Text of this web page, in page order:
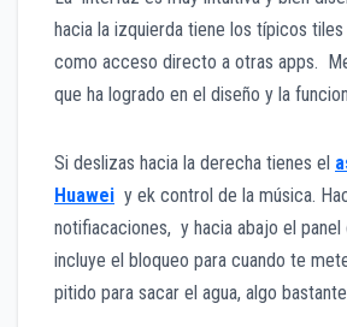
hacia la izquierda tiene los típicos tiles
como acceso directo a otras apps.
que ha logrado en el diseño y la
Si deslizas hacia la derecha tienes el
Huawei y ek control de la música.
notifiacaciones, y hacia abajo el
incluye el bloqueo para cuando te
pitido para sacar el agua, algo